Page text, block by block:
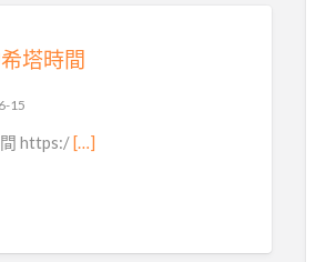
塔時間
15
https:/[…]